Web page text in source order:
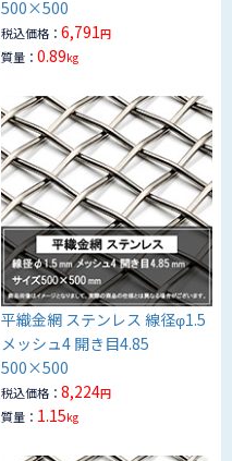
500×500
税込価格：6,791円
質量：0.89kg
平織金網 ステンレス 線径φ1.5
メッシュ4 開き目4.85
500×500
税込価格：8,224円
質量： 1.15kg